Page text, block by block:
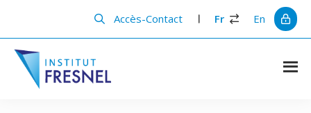
principal
barre
principale
Accès-Contact Fr En
Institut